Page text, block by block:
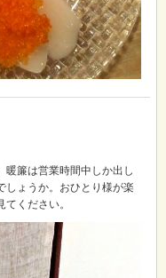
暖簾は営業時間中しか出し
しょうか。おひとり様が楽
ください。